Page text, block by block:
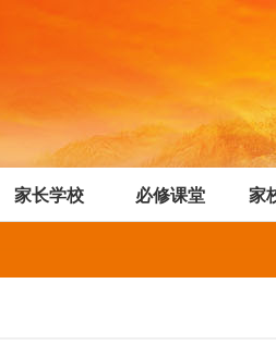
家长学校 必修课堂 家